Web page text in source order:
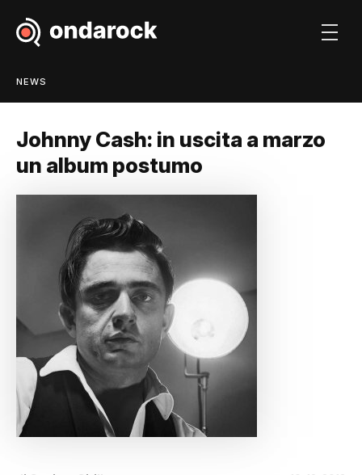
NEWS
Johnny Cash: in uscita a marzo
un album postumo